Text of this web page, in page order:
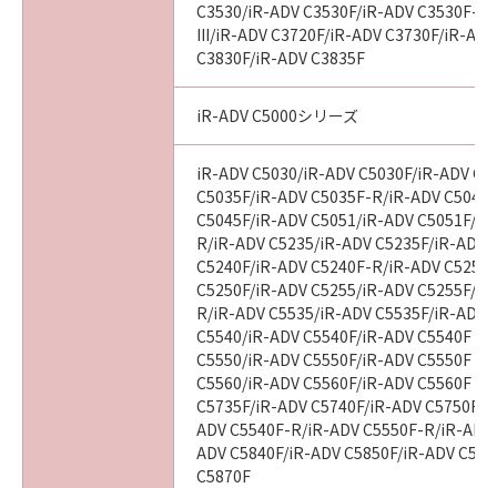
C3530/iR-ADV C3530F/iR-ADV C3530F-
III/iR-ADV C3720F/iR-ADV C3730F/iR-
C3830F/iR-ADV C3835F
iR-ADV C5000シリーズ
iR-ADV C5030/iR-ADV C5030F/iR-ADV
C5035F/iR-ADV C5035F-R/iR-ADV
C5045F/iR-ADV C5051/iR-ADV C5051F/
R/iR-ADV C5235/iR-ADV C5235F/iR-ADV
C5240F/iR-ADV C5240F-R/iR-ADV
C5250F/iR-ADV C5255/iR-ADV C5255F/
R/iR-ADV C5535/iR-ADV C5535F/iR-ADV
C5540/iR-ADV C5540F/iR-ADV C5540F
C5550/iR-ADV C5550F/iR-ADV C5550F
C5560/iR-ADV C5560F/iR-ADV C5560F
C5735F/iR-ADV C5740F/iR-ADV C5750F/
ADV C5540F-R/iR-ADV C5550F-R/iR-
ADV C5840F/iR-ADV C5850F/iR-ADV
C5870F